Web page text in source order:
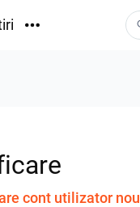
cont utilizator nou